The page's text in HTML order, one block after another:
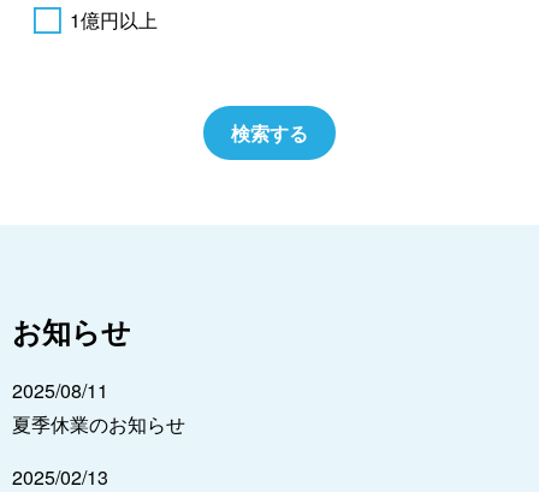
1億円以上
お知らせ
2025/08/11
夏季休業のお知らせ
2025/02/13